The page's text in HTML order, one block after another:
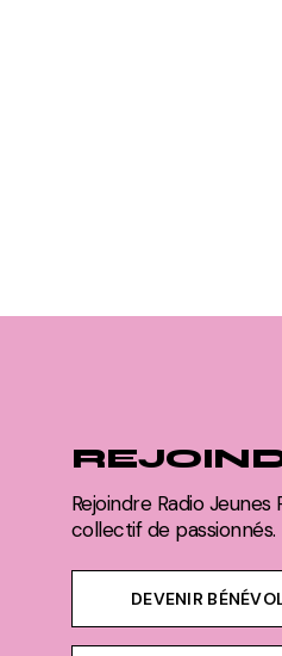
Rejoindre Radio
collectif de passionnés.
DEVENIR